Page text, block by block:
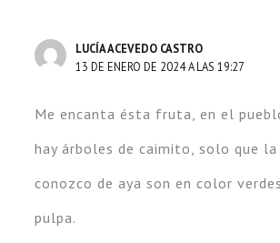
LUCÍA ACEVEDO CASTRO
13 DE ENERO DE 2024 A LAS 19:27
Me encanta ésta fruta, en el
hay árboles de caimito, solo que la
conozco de aya son en color
pulpa.